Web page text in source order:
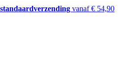
vanaf € 54,90